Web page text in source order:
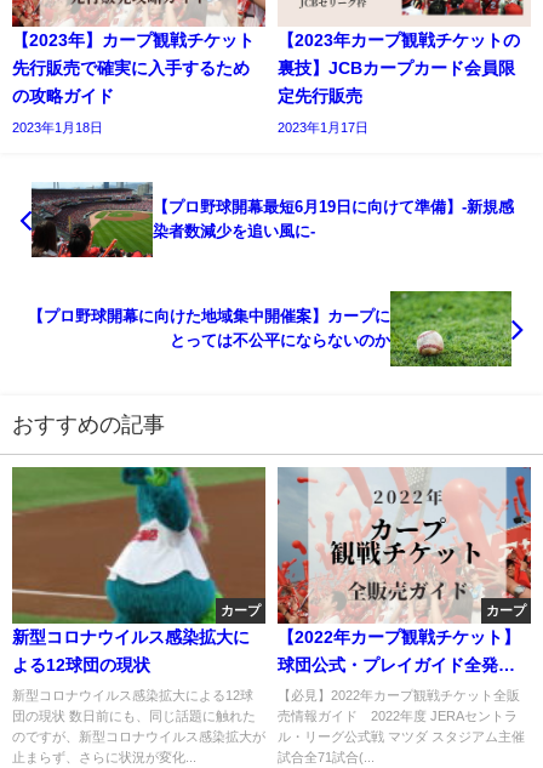
【2023年】カープ観戦チケット
先行販売で確実に入手するため
の攻略ガイド
2023年1月18日
【2023年カープ観戦チケットの
裏技】JCBカープカード会員限
定先行販売
2023年1月17日
【プロ野球開幕最短6月19日に向けて準備】-新規感
染者数減少を追い風に-
【プロ野球開幕に向けた地域集中開催案】カープに
とっては不公平にならないのか
おすすめの記事
カープ
新型コロナウイルス感染拡大に
よる12球団の現状
新型コロナウイルス感染拡大による12球
団の現状 数日前にも、同じ話題に触れた
のですが、新型コロナウイルス感染拡大が
止まらず、さらに状況が変化...
カープ
【2022年カープ観戦チケット】
球団公式・プレイガイド全発売
情報まとめ
【必見】2022年カープ観戦チケット全販
売情報ガイド 2022年度 JERAセントラ
ル・リーグ公式戦 マツダ スタジアム主催
試合全71試合(...